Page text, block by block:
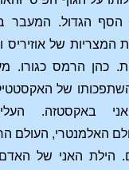
הסף הגדול. המעבר
המצריות של אוזיריס
כהן הרמס כגורו.
של
באקסטזה.
האלמנטרי, העולם
הילת האני של